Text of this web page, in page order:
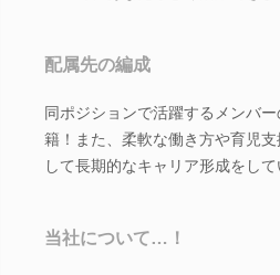
配属先の編成
同ポジションで活躍するメンバ
籍！また、柔軟な働き方や育児
して長期的なキャリア形成をし
当社について…！